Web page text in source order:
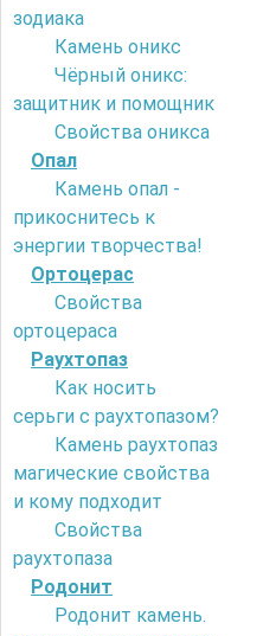
зодиака
Камень оникс
Чёрный оникс:
защитник и помощник
Свойства оникса
Опал
Камень опал -
прикоснитесь к
энергии творчества!
Ортоцерас
Свойства
ортоцераса
Раухтопаз
Как носить
серьги с раухтопазом?
Камень раухтопаз
магические свойства
и кому подходит
Свойства
раухтопаза
Родонит
Родонит камень.